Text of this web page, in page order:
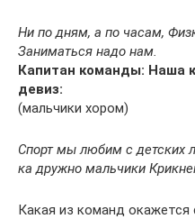
Ни по дням, а по часам,
Заниматься надо нам.
Капитан команды: Наша
девиз:
(мальчики хором)
Спорт мы любим с детских
ка дружно мальчики
Какая из команд